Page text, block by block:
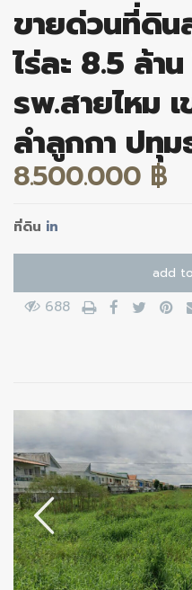
ขายด่วนที่ดิน
ไร่ละ 8.5 ล้า
รพ.สายไหม
ลำลูกกา ปทุม
8.500.000 ฿
ที่ดิน in
add
688